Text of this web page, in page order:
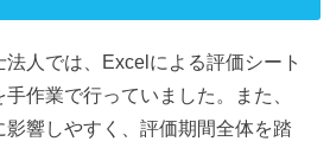
人では、Excelによる評価シート
作業で行っていました。また、
響しやすく、評価期間全体を踏